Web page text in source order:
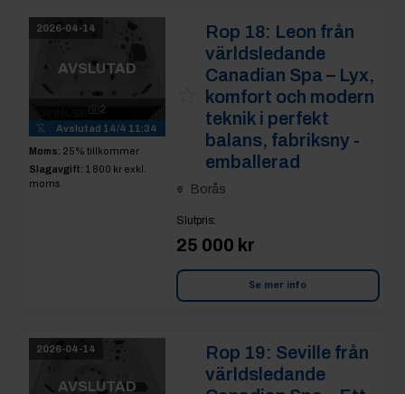
2026-04-14
AVSLUTAD
2
Avslutad 14/4 11:34
Moms: 25% tillkommer
Slagavgift: 1 800 kr exkl.
moms
Rop 18: Leon från
världsledande
Canadian Spa – Lyx,
komfort och modern
teknik i perfekt
balans, fabriksny -
emballerad
Borås
Slutpris:
25 000 kr
Se mer info
2026-04-14
AVSLUTAD
Rop 19: Seville från
världsledande